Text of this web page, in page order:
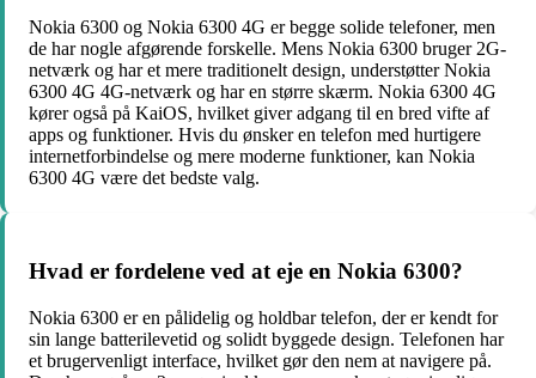
Nokia 6300 og Nokia 6300 4G er begge solide telefoner, men
de har nogle afgørende forskelle. Mens Nokia 6300 bruger 2G-
netværk og har et mere traditionelt design, understøtter Nokia
6300 4G 4G-netværk og har en større skærm. Nokia 6300 4G
kører også på KaiOS, hvilket giver adgang til en bred vifte af
apps og funktioner. Hvis du ønsker en telefon med hurtigere
internetforbindelse og mere moderne funktioner, kan Nokia
6300 4G være det bedste valg.
Hvad er fordelene ved at eje en Nokia 6300?
Nokia 6300 er en pålidelig og holdbar telefon, der er kendt for
sin lange batterilevetid og solidt byggede design. Telefonen har
et brugervenligt interface, hvilket gør den nem at navigere på.